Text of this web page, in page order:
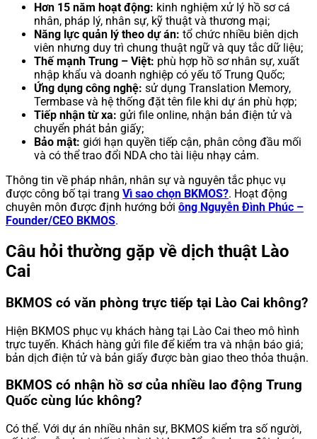
Hơn 15 năm hoạt động: kinh nghiệm xử lý hồ sơ cá
nhân, pháp lý, nhân sự, kỹ thuật và thương mại;
Năng lực quản lý theo dự án: tổ chức nhiều biên dịch
viên nhưng duy trì chung thuật ngữ và quy tắc dữ liệu;
Thế mạnh Trung – Việt: phù hợp hồ sơ nhân sự, xuất
nhập khẩu và doanh nghiệp có yếu tố Trung Quốc;
Ứng dụng công nghệ: sử dụng Translation Memory,
Termbase và hệ thống đặt tên file khi dự án phù hợp;
Tiếp nhận từ xa: gửi file online, nhận bản điện tử và
chuyển phát bản giấy;
Bảo mật: giới hạn quyền tiếp cận, phân công đầu mối
và có thể trao đổi NDA cho tài liệu nhạy cảm.
Thông tin về pháp nhân, nhân sự và nguyên tắc phục vụ
được công bố tại trang Vì sao chọn BKMOS?. Hoạt động
chuyên môn được định hướng bởi ông Nguyễn Đình Phúc –
Founder/CEO BKMOS.
Câu hỏi thường gặp về dịch thuật Lào
Cai
BKMOS có văn phòng trực tiếp tại Lào Cai không?
Hiện BKMOS phục vụ khách hàng tại Lào Cai theo mô hình
trực tuyến. Khách hàng gửi file để kiểm tra và nhận báo giá;
bản dịch điện tử và bản giấy được bàn giao theo thỏa thuận.
BKMOS có nhận hồ sơ của nhiều lao động Trung
Quốc cùng lúc không?
Có thể. Với dự án nhiều nhân sự, BKMOS kiểm tra số người,